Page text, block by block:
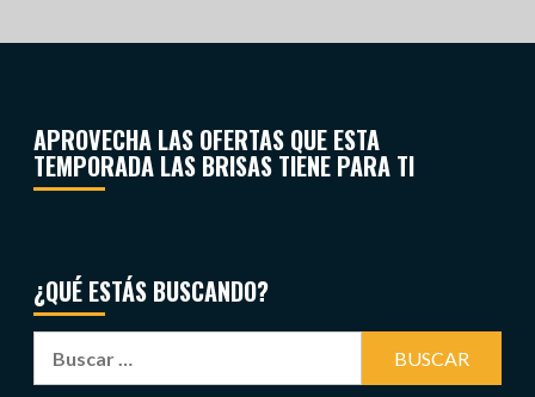
APROVECHA LAS OFERTAS QUE ESTA
TEMPORADA LAS BRISAS TIENE PARA TI
¿QUÉ ESTÁS BUSCANDO?